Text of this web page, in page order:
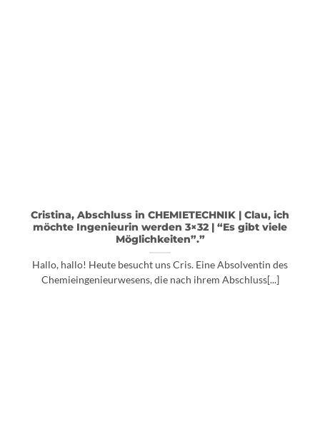
Cristina, Abschluss in CHEMIETECHNIK | Clau, ich
möchte Ingenieurin werden 3×32 | “Es gibt viele
Möglichkeiten”.”
Hallo, hallo! Heute besucht uns Cris. Eine Absolventin des
Chemieingenieurwesens, die nach ihrem Abschluss[...]